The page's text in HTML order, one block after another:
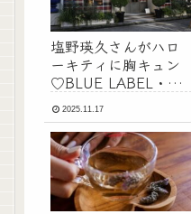
塩野瑛久さんがハロ
ーキティに胸キュン
♡BLUE LABEL・
BLACK LABEL期間限
定イベント「CB
CHECK MARKET」開
催
2025.11.17